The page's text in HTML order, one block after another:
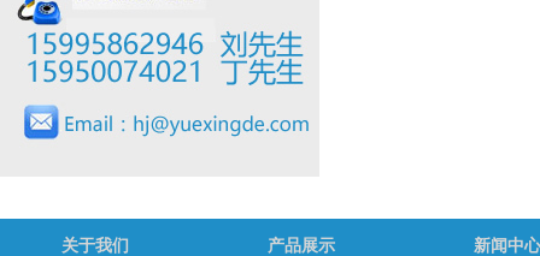
关于我们 产品展示 新闻中心